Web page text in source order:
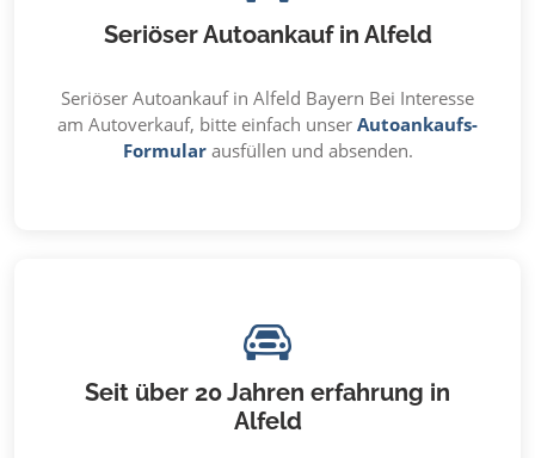
Seriöser Autoankauf in Alfeld
Seriöser Autoankauf in Alfeld Bayern Bei Interesse
am Autoverkauf, bitte einfach unser Autoankaufs-
Formularausfüllen und absenden.
Seit über 20 Jahren erfahrung in
Alfeld